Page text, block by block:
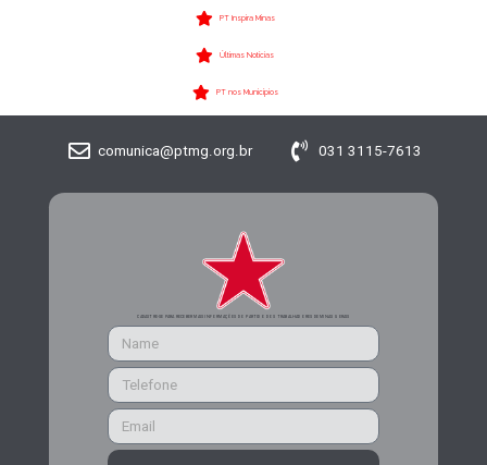
PT Inspira Minas
Últimas Notícias
PT nos Municípios
comunica@ptmg.org.br 031 3115-7613
CADASTRE-SE PARA RECEBER MAIS INFORMAÇÕES DO PARTIDO DOS TRABALHADORES DE MINAS GERAIS